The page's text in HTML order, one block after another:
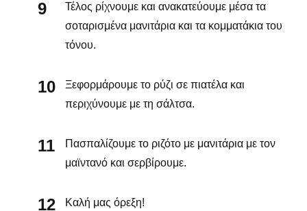
Τέλος ρίχνουμε και ανακατεύουμε μέσα τα
σοταρισμένα μανιτάρια και τα κομματάκια του
τόνου.
Ξεφορμάρουμε το ρύζι σε πιατέλα και
περιχύνουμε με τη σάλτσα.
Πασπαλίζουμε το ριζότο με μανιτάρια με τον
μαϊντανό και σερβίρουμε.
Καλή μας όρεξη!